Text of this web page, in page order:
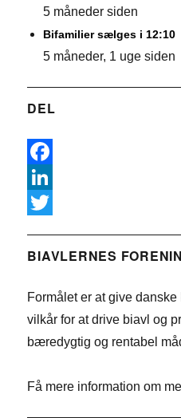
5 måneder siden
Bifamilier sælges i 12:10
5 måneder, 1 uge siden
DEL
F
a
e
o
L
n
e
n
w
t
r
BIAVLERNES
Formålet er at give
vilkår for at drive biavl og
bæredygtig og rentabel
Få mere information om